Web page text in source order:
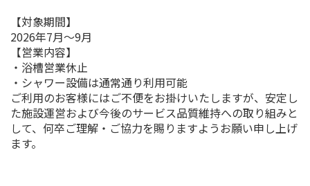
【対象期間】
2026年7月〜9月
【営業内容】
・浴槽営業休止
・シャワー設備は通常通り利用可能
ご利用のお客様にはご不便をお掛けいたしますが、安定し
た施設運営および今後のサービス品質維持への取り組みと
して、何卒ご理解・ご協力を賜りますようお願い申し上げ
ます。